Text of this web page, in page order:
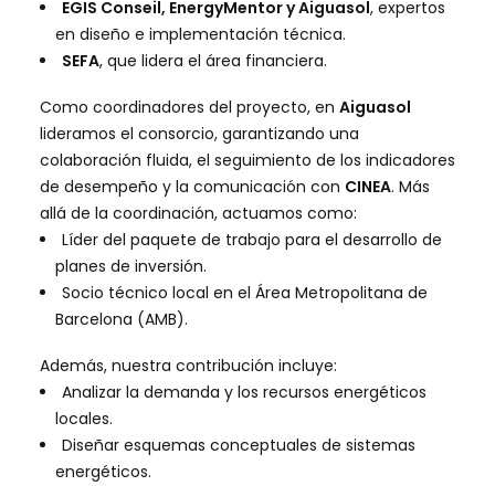
EGIS Conseil, EnergyMentory Aiguasol, expertos
en diseño e implementación técnica.
SEFA, que lidera el área financiera.
Como coordinadores del proyecto, en Aiguasol
lideramos el consorcio, garantizando una
colaboración fluida, el seguimiento de los indicadores
de desempeño y la comunicación con CINEA. Más
allá de la coordinación, actuamos como:
Líder del paquete de trabajo para el desarrollo de
planes de inversión.
Socio técnico local en el Área Metropolitana de
Barcelona (AMB).
Además, nuestra contribución incluye:
Analizar la demanda y los recursos energéticos
locales.
Diseñar esquemas conceptuales de sistemas
energéticos.